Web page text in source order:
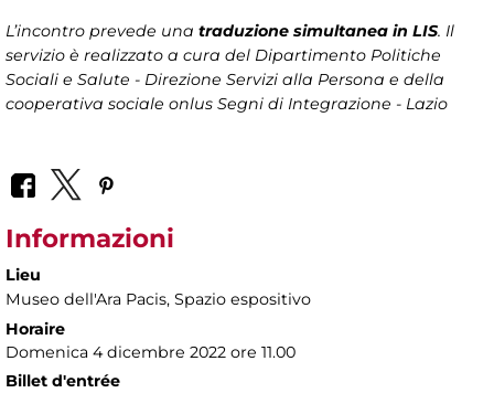
L’incontro prevede una traduzione simultanea in LIS. Il
servizio è realizzato a cura del Dipartimento Politiche
Sociali e Salute - Direzione Servizi alla Persona e della
cooperativa sociale onlus Segni di Integrazione - Lazio
Informazioni
Lieu
Museo dell'Ara Pacis, Spazio espositivo
Horaire
Domenica 4 dicembre 2022 ore 11.00
Billet d'entrée